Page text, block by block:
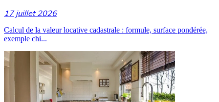
17 juillet 2026
Calcul de la valeur locative cadastrale : formule, surface pondérée,
exemple chi...